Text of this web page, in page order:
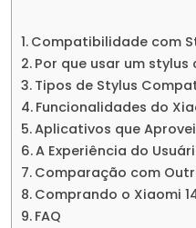
Compatibilidade com
Por que usar um stylus
Tipos de Stylus
Funcionalidades do
Aplicativos que
A Experiência do
Comparação com
Comprando o Xiaomi
FAQ